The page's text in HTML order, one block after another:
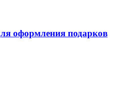
оформления подарков